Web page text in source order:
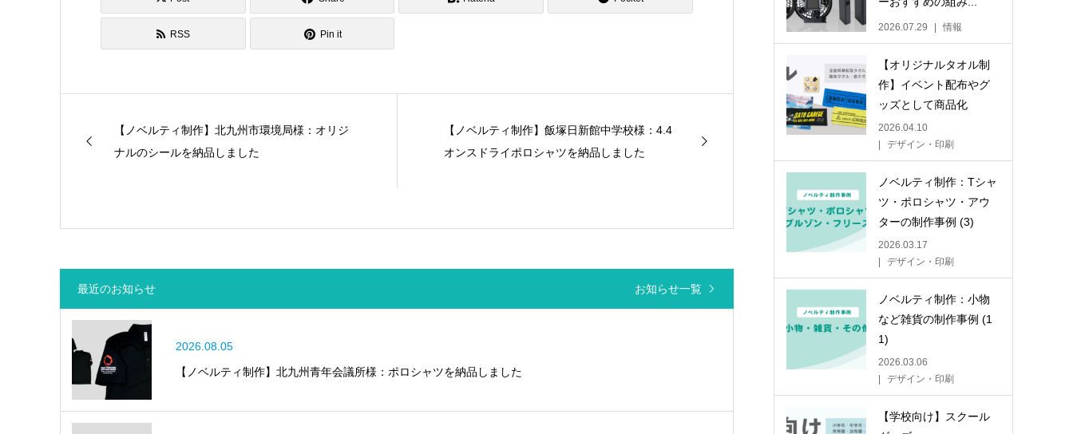
RSS Pin it
【ノベルティ制作】北九州市環境局様：オリジ
ナルのシールを納品しました
【ノベルティ制作】飯塚日新館中学校様：4.4
オンスドライポロシャツを納品しました
最近のお知らせ お知らせ一覧
2026.08.05
【ノベルティ制作】北九州青年会議所様：ポロシャツを納品しました
2026.07.29 情報
【オリジナルタオル制
作】イベント配布やグ
ッズとして商品化
2026.04.10
デザイン・印刷
ノベルティ制作：Tシャ
ツ・ポロシャツ・アウ
ターの制作事例 (3)
2026.03.17
デザイン・印刷
ノベルティ制作：小物
など雑貨の制作事例 (1
1)
2026.03.06
デザイン・印刷
【学校向け】スクール